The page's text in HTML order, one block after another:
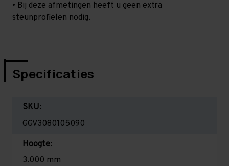
• Bij deze afmetingen heeft u geen extra
steunprofielen nodig.
Specificaties
SKU:
GGV3080105090
Hoogte:
3.000 mm